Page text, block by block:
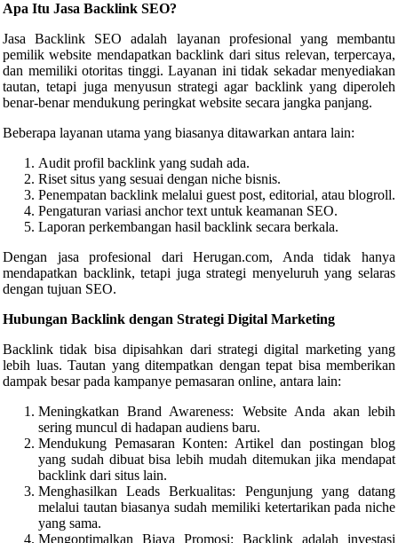
Apa Itu Jasa Backlink SEO?
Jasa Backlink SEO adalah layanan profesional yang membantu
pemilik website mendapatkan backlink dari situs relevan, terpercaya,
dan memiliki otoritas tinggi. Layanan ini tidak sekadar menyediakan
tautan, tetapi juga menyusun strategi agar backlink yang diperoleh
benar-benar mendukung peringkat website secara jangka panjang.
Beberapa layanan utama yang biasanya ditawarkan antara lain:
Audit profil backlink yang sudah ada.
Riset situs yang sesuai dengan niche bisnis.
Penempatan backlink melalui guest post, editorial, atau blogroll.
Pengaturan variasi anchor text untuk keamanan SEO.
Laporan perkembangan hasil backlink secara berkala.
Dengan jasa profesional dari Herugan.com, Anda tidak hanya
mendapatkan backlink, tetapi juga strategi menyeluruh yang selaras
dengan tujuan SEO.
Hubungan Backlink dengan Strategi Digital Marketing
Backlink tidak bisa dipisahkan dari strategi digital marketing yang
lebih luas. Tautan yang ditempatkan dengan tepat bisa memberikan
dampak besar pada kampanye pemasaran online, antara lain:
Meningkatkan Brand Awareness: Website Anda akan lebih
sering muncul di hadapan audiens baru.
Mendukung Pemasaran Konten: Artikel dan postingan blog
yang sudah dibuat bisa lebih mudah ditemukan jika mendapat
backlink dari situs lain.
Menghasilkan Leads Berkualitas: Pengunjung yang datang
melalui tautan biasanya sudah memiliki ketertarikan pada niche
yang sama.
Mengoptimalkan Biaya Promosi: Backlink adalah investasi